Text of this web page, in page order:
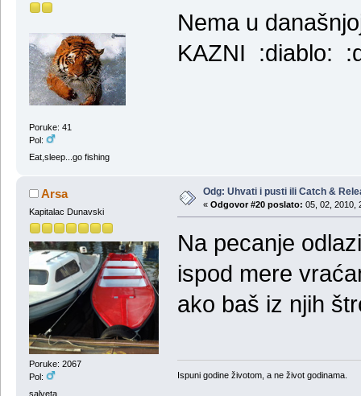
Poruke: 41
Pol:
Eat,sleep...go fishing
Nema u
KAZNI :diablo:
Arsa
Kapitalac Dunavski
Poruke: 2067
Pol:
salveta
Odg: Uhvati i pusti ili Catch &
« Odgovor #20 poslato: 05, 02, 2010,
Na pecanje
ispod mere
ako baš iz njih
Ispuni godine životom, a ne život godinama.